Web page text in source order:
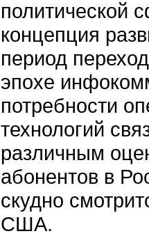
политической
концепция
период
эпохе
потребности
технологий
различным
абонентов в
скудно
США.